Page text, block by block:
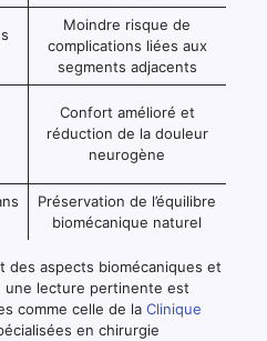
Moindre risque de
complications liées aux
segments adjacents
Confort amélioré et
réduction de la douleur
neurogène
Préservation de l’équilibre
biomécanique naturel
des aspects biomécaniques et
une lecture pertinente est
comme celle de la Clinique
en chirurgie